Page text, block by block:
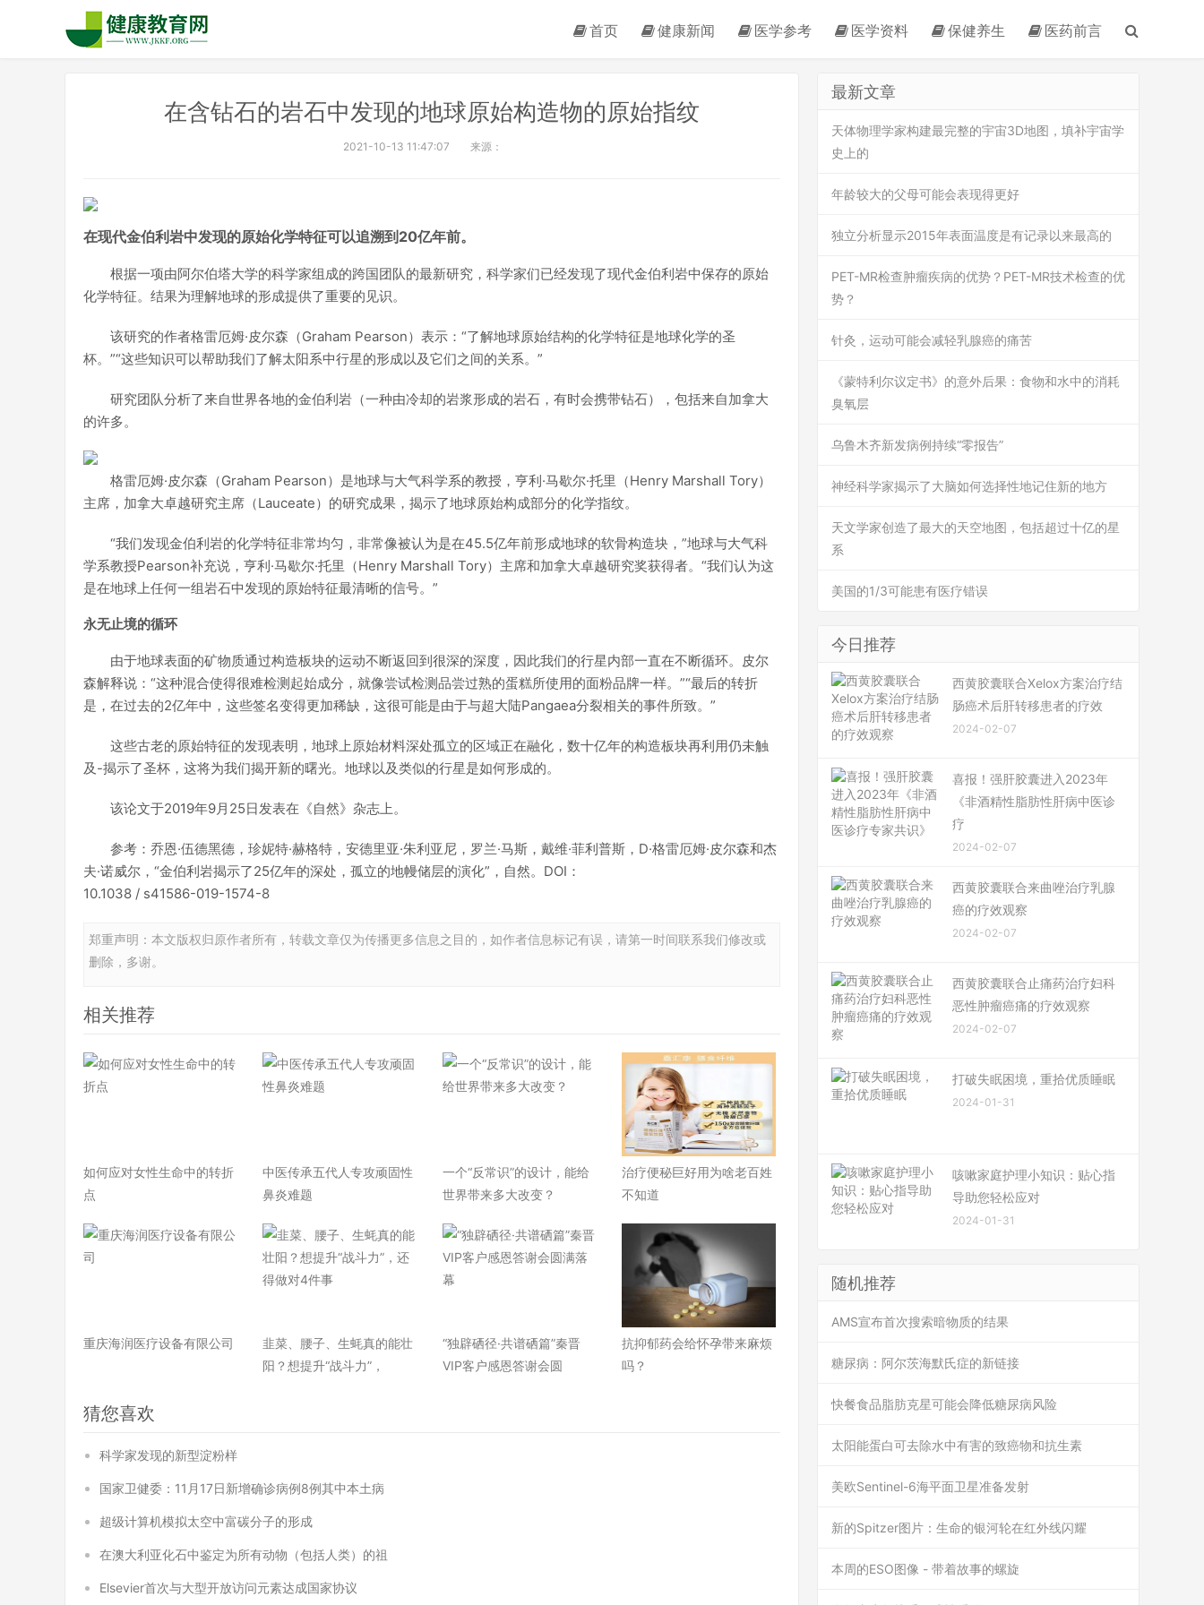
首页 健康新闻 医学参考 医学资料 保健养生 医药前言
在含钻石的岩石中发现的地球原始构造物的原始指纹
2021-10-13 11:47:07 来源：
在现代金伯利岩中发现的原始化学特征可以追溯到20亿年前。
根据一项由阿尔伯塔大学的科学家组成的跨国团队的最新研究，科学家们已经发现了现代金伯利岩中保存的原始
化学特征。结果为理解地球的形成提供了重要的见识。
该研究的作者格雷厄姆·皮尔森（Graham Pearson）表示：“了解地球原始结构的化学特征是地球化学的圣
杯。”“这些知识可以帮助我们了解太阳系中行星的形成以及它们之间的关系。”
研究团队分析了来自世界各地的金伯利岩（一种由冷却的岩浆形成的岩石，有时会携带钻石），包括来自加拿大
的许多。
格雷厄姆·皮尔森（Graham Pearson）是地球与大气科学系的教授，亨利·马歇尔·托里（Henry Marshall Tory）
主席，加拿大卓越研究主席（Lauceate）的研究成果，揭示了地球原始构成部分的化学指纹。
“我们发现金伯利岩的化学特征非常均匀，非常像被认为是在45.5亿年前形成地球的软骨构造块，”地球与大气科
学系教授Pearson补充说，亨利·马歇尔·托里（Henry Marshall Tory）主席和加拿大卓越研究奖获得者。“我们认为这
是在地球上任何一组岩石中发现的原始特征最清晰的信号。”
永无止境的循环
由于地球表面的矿物质通过构造板块的运动不断返回到很深的深度，因此我们的行星内部一直在不断循环。皮尔
森解释说：“这种混合使得很难检测起始成分，就像尝试检测品尝过熟的蛋糕所使用的面粉品牌一样。”“最后的转折
是，在过去的2亿年中，这些签名变得更加稀缺，这很可能是由于与超大陆Pangaea分裂相关的事件所致。”
这些古老的原始特征的发现表明，地球上原始材料深处孤立的区域正在融化，数十亿年的构造板块再利用仍未触
及-揭示了圣杯，这将为我们揭开新的曙光。地球以及类似的行星是如何形成的。
该论文于2019年9月25日发表在《自然》杂志上。
参考：乔恩·伍德黑德，珍妮特·赫格特，安德里亚·朱利亚尼，罗兰·马斯，戴维·菲利普斯，D·格雷厄姆·皮尔森和杰
夫·诺威尔，“金伯利岩揭示了25亿年的深处，孤立的地幔储层的演化”，自然。DOI：
10.1038 / s41586-019-1574-8
郑重声明：本文版权归原作者所有，转载文章仅为传播更多信息之目的，如作者信息标记有误，请第一时间联系我们修改或
删除，多谢。
相关推荐
如何应对女性生命中的转折
点
中医传承五代人专攻顽固性
鼻炎难题
一个“反常识”的设计，能给
世界带来多大改变？
治疗便秘巨好用为啥老百姓
不知道
重庆海润医疗设备有限公司
韭菜、腰子、生蚝真的能壮
阳？想提升“战斗力”，
“独辟硒径·共谱硒篇”秦晋
VIP客户感恩答谢会圆
抗抑郁药会给怀孕带来麻烦
吗？
猜您喜欢
科学家发现的新型淀粉样
国家卫健委：11月17日新增确诊病例8例其中本土病
超级计算机模拟太空中富碳分子的形成
在澳大利亚化石中鉴定为所有动物（包括人类）的祖
Elsevier首次与大型开放访问元素达成国家协议
最新文章
天体物理学家构建最完整的宇宙3D地图，填补宇宙学
史上的
年龄较大的父母可能会表现得更好
独立分析显示2015年表面温度是有记录以来最高的
PET-MR检查肿瘤疾病的优势？PET-MR技术检查的优
势？
针灸，运动可能会减轻乳腺癌的痛苦
《蒙特利尔议定书》的意外后果：食物和水中的消耗
臭氧层
乌鲁木齐新发病例持续“零报告”
神经科学家揭示了大脑如何选择性地记住新的地方
天文学家创造了最大的天空地图，包括超过十亿的星
系
美国的1/3可能患有医疗错误
今日推荐
西黄胶囊联合Xelox方案治疗结
肠癌术后肝转移患者的疗效
2024-02-07
喜报！强肝胶囊进入2023年
《非酒精性脂肪性肝病中医诊
疗
2024-02-07
西黄胶囊联合来曲唑治疗乳腺
癌的疗效观察
2024-02-07
西黄胶囊联合止痛药治疗妇科
恶性肿瘤癌痛的疗效观察
2024-02-07
打破失眠困境，重拾优质睡眠
2024-01-31
咳嗽家庭护理小知识：贴心指
导助您轻松应对
2024-01-31
随机推荐
AMS宣布首次搜索暗物质的结果
糖尿病：阿尔茨海默氏症的新链接
快餐食品脂肪克星可能会降低糖尿病风险
太阳能蛋白可去除水中有害的致癌物和抗生素
美欧Sentinel-6海平面卫星准备发射
新的Spitzer图片：生命的银河轮在红外线闪耀
本周的ESO图像 - 带着故事的螺旋